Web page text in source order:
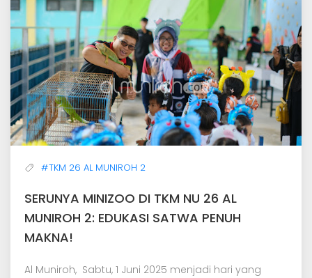
#TKM 26 AL MUNIROH 2
SERUNYA MINIZOO DI TKM NU 26 AL
MUNIROH 2: EDUKASI SATWA PENUH
MAKNA!
Al Muniroh, Sabtu, 1 Juni 2025 menjadi hari yang